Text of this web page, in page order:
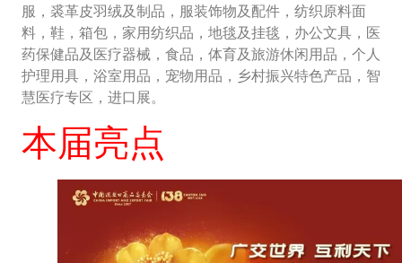
服，裘革皮羽绒及制品，服装饰物及配件，纺织原料面
料，鞋，箱包，家用纺织品，地毯及挂毯，办公文具，医
药保健品及医疗器械，食品，体育及旅游休闲用品，个人
护理用具，浴室用品，宠物用品，乡村振兴特色产品，智
慧医疗专区，进口展。
本届亮点